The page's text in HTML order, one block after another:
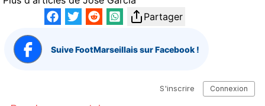
Partager
Suive FootMarseillais sur Facebook !